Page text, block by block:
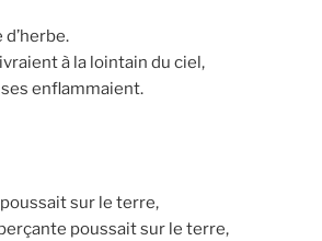
à la lointain du ciel,
enflammaient.
sur le terre,
poussait sur le terre,